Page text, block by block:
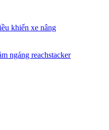
khiển xe nâng
ngáng reachstacker